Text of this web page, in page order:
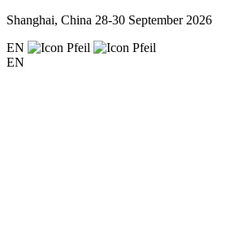
Shanghai, China 28-30 September 2026
EN
EN